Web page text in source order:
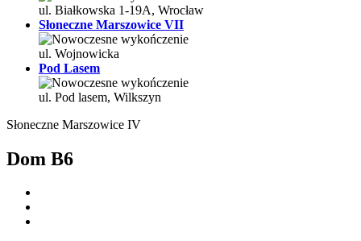
ul. Białkowska 1-19A, Wrocław
Słoneczne Marszowice VII
ul. Wojnowicka
Pod Lasem
ul. Pod lasem, Wilkszyn
Słoneczne Marszowice IV
Dom B6